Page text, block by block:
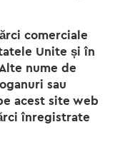
comerciale
Unite și în
nume de
sau
acest site web
înregistrate